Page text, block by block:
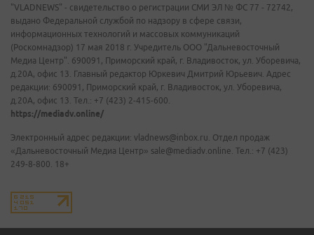
"VLADNEWS" - свидетельство о регистрации СМИ ЭЛ № ФС 77 - 72742,
выдано Федеральной службой по надзору в сфере связи,
информационных технологий и массовых коммуникаций
(Роскомнадзор) 17 мая 2018 г. Учредитель ООО "Дальневосточный
Медиа Центр". 690091, Приморский край, г. Владивосток, ул. Уборевича,
д.20А, офис 13. Главный редактор Юркевич Дмитрий Юрьевич. Адрес
редакции: 690091, Приморский край, г. Владивосток, ул. Уборевича,
д.20А, офис 13. Тел.: +7 (423) 2-415-600.
https://mediadv.online/
Электронный адрес редакции: vladnews@inbox.ru. Отдел продаж
«Дальневосточный Медиа Центр» sale@mediadv.online. Тел.: +7 (423)
249-8-800. 18+